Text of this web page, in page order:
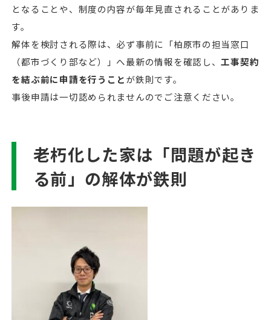
となることや、制度の内容が毎年見直されることがありま
す。
解体を検討される際は、必ず事前に「柏原市の担当窓口
（都市づくり部など）」へ最新の情報を確認し、工事契約
を結ぶ前に申請を行うことが鉄則です。
事後申請は一切認められませんのでご注意ください。
老朽化した家は「問題が起き
る前」の解体が鉄則